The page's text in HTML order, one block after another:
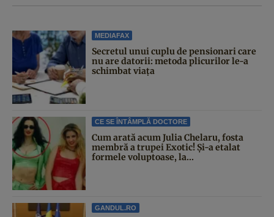
MEDIAFAX
Secretul unui cuplu de pensionari care
nu are datorii: metoda plicurilor le-a
schimbat viața
CE SE ÎNTÂMPLĂ DOCTORE
Cum arată acum Julia Chelaru, fosta
membră a trupei Exotic! Și-a etalat
formele voluptoase, la...
GANDUL.RO